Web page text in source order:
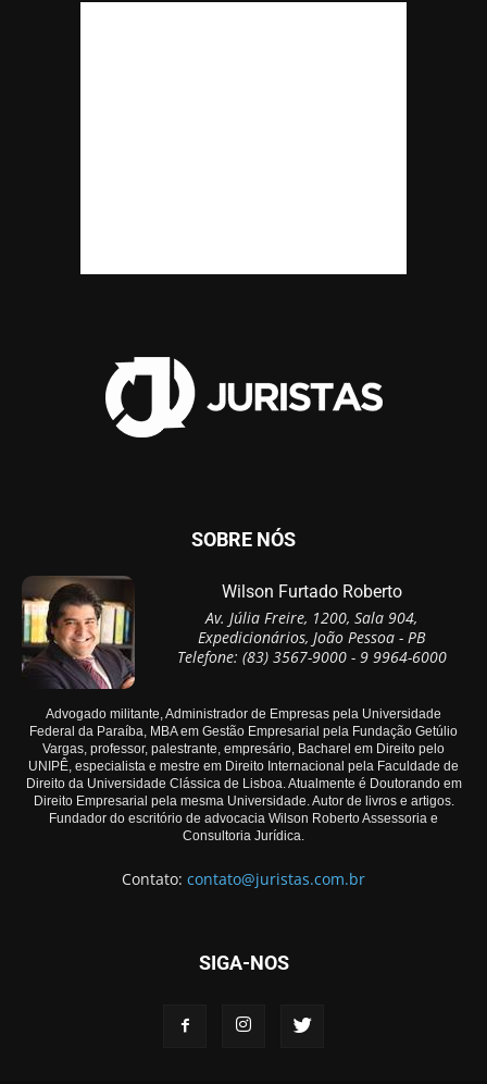
SOBRE NÓS
Wilson Furtado Roberto
Av. Júlia Freire, 1200, Sala 904,
Expedicionários, João Pessoa - PB
Telefone: (83) 3567-9000 - 9 9964-6000
Advogado militante, Administrador de Empresas pela Universidade
Federal da Paraíba, MBA em Gestão Empresarial pela Fundação Getúlio
Vargas, professor, palestrante, empresário, Bacharel em Direito pelo
UNIPÊ, especialista e mestre em Direito Internacional pela Faculdade de
Direito da Universidade Clássica de Lisboa. Atualmente é Doutorando em
Direito Empresarial pela mesma Universidade. Autor de livros e artigos.
Fundador do escritório de advocacia Wilson Roberto Assessoria e
Consultoria Jurídica.
Contato: contato@juristas.com.br
SIGA-NOS